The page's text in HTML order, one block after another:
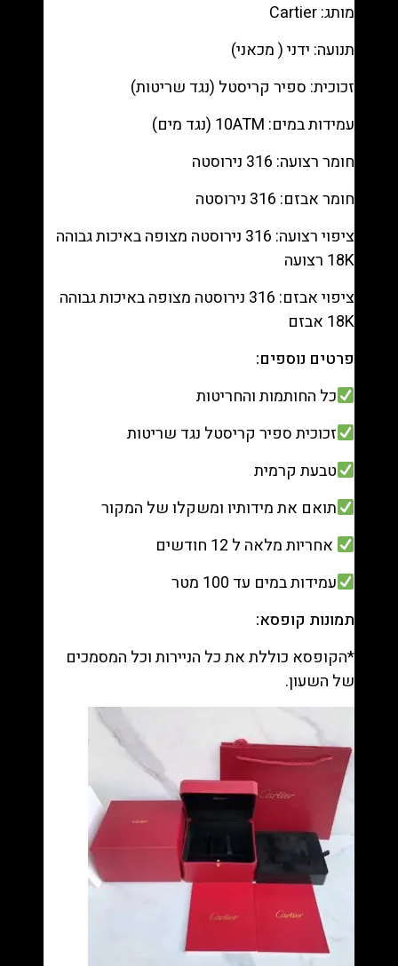
מותג: Cartier
תנועה: ידני ( מכאני)
זכוכית: ספיר קריסטל (נגד שריטות)
עמידות במים: 10ATM (נגד מים)
חומר רצועה: 316 נירוסטה
חומר אבזם: 316 נירוסטה
ציפוי רצועה: 316 נירוסטה מצופה באיכות גבוהה
18K רצועה
ציפוי אבזם: 316 נירוסטה מצופה באיכות גבוהה
18K אבזם
פרטים נוספים:
כל החותמות והחריטות
זכוכית ספיר קריסטל נגד שריטות
טבעת קרמית
תואם את מידותיו ומשקלו של המקור
אחריות מלאה ל 12 חודשים
עמידות במים עד 100 מטר
תמונות קופסא:
*הקופסא כוללת את כל הניירות וכל המסמכים
של השעון.